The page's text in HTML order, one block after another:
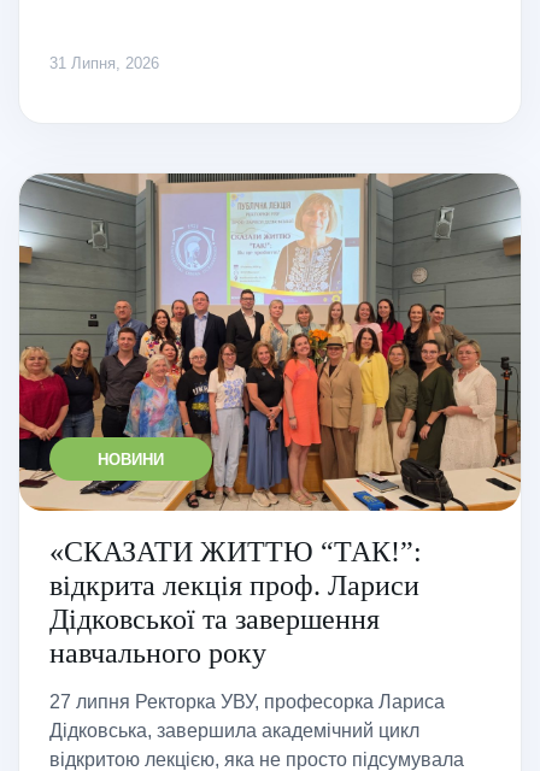
31 Липня, 2026
НОВИНИ
«СКАЗАТИ ЖИТТЮ “ТАК!”:
відкрита лекція проф. Лариси
Дідковської та завершення
навчального року
27 липня Ректорка УВУ, професорка Лариса
Дідковська, завершила академічний цикл
відкритою лекцією, яка не просто підсумувала